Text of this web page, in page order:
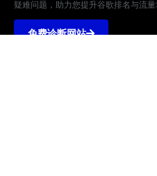
疑难问题，助力您提升谷歌排名与流量
免费诊断网站